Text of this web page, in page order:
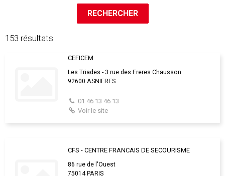
153 résultats
CEFICEM
Les Triades - 3 rue des Freres Chausson
92600 ASNIERES
01 46 13 46 13
Voir le site
CFS - CENTRE FRANCAIS DE SECOURISME
86 rue de l'Ouest
75014 PARIS